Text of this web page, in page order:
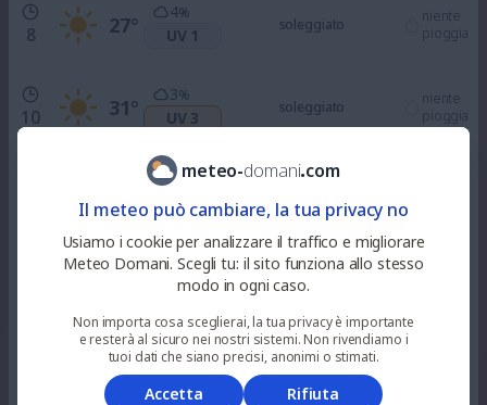
8 27°
4%
UV 1
soleggiato
niente
pioggia
10 31°
3%
UV 3
soleggiato
niente
pioggia
35%
UV 5
33°
100%
UV 6
nuvoloso
niente
34°
100%
UV 3
nuvoloso
meteo-domani.com
Il meteo può cambiare, la tua privacy no
Usiamo i cookie per analizzare il traffico e migliorare
Meteo Domani. Scegli tu: il sito funziona allo stesso
modo in ogni caso.
Non importa cosa sceglierai, la tua privacy è importante
e resterà al sicuro nei nostri sistemi. Non rivendiamo i
tuoi dati che siano precisi, anonimi o stimati.
Accetta
Rifiuta